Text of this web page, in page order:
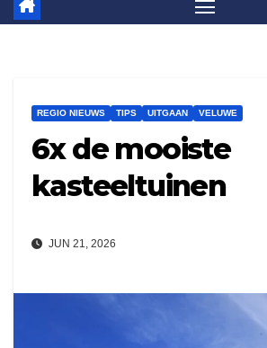
REGIO NIEUWS TIPS UITGAAN VELUWE
6x de mooiste
kasteeltuinen
JUN 21, 2026